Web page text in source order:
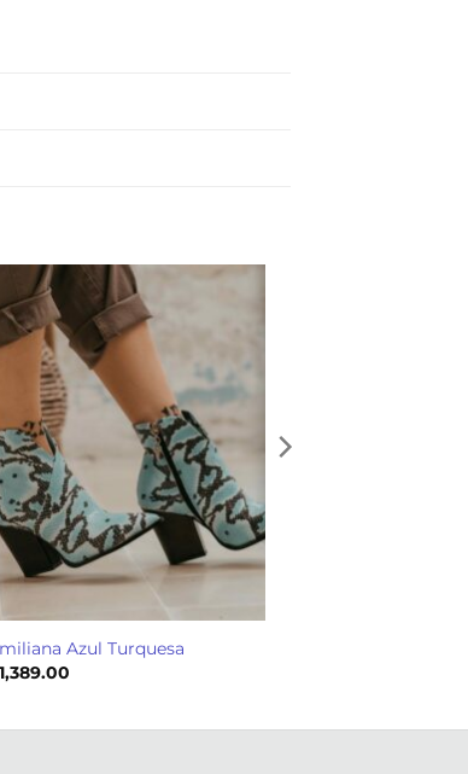
Azul Turquesa